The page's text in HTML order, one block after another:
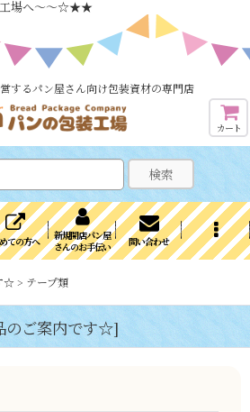
工場へ～～☆★★
するパン屋さん向け包装資材の専門店
カート
検索
ての方へ
新規開店パン屋
さんのお手伝い
問い合わせ
☆ > テープ類
ご案内です☆]